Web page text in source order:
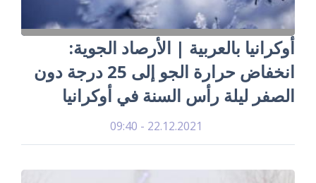
أوكرانيا بالعربية | الأرصاد الجوية:
انخفاض حرارة الجو إلى 25 درجة دون
الصفر ليلة رأس السنة في أوكرانيا
22.12.2021 - 09:40